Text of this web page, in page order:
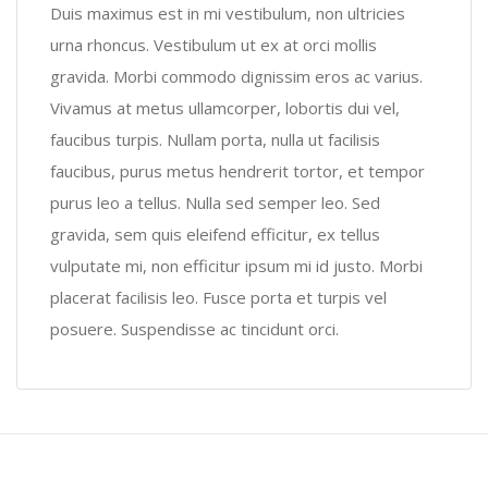
Duis maximus est in mi vestibulum, non ultricies
urna rhoncus. Vestibulum ut ex at orci mollis
gravida. Morbi commodo dignissim eros ac varius.
Vivamus at metus ullamcorper, lobortis dui vel,
faucibus turpis. Nullam porta, nulla ut facilisis
faucibus, purus metus hendrerit tortor, et tempor
purus leo a tellus. Nulla sed semper leo. Sed
gravida, sem quis eleifend efficitur, ex tellus
vulputate mi, non efficitur ipsum mi id justo. Morbi
placerat facilisis leo. Fusce porta et turpis vel
posuere. Suspendisse ac tincidunt orci.